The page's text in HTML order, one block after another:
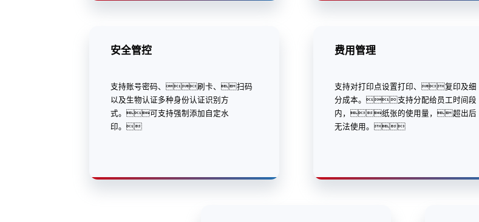
安全管控
支持账号密码、刷卡、扫码
以及生物认证多种身份认证识别方
式。可支持强制添加自定水
印。
费用管理
支持对打印点设置打印、复印及细
分成本。支持分配给员工时间段
内，纸张的使用量，超出后
无法使用。